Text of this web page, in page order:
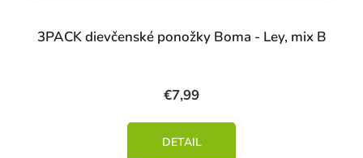
3PACK dievčenské ponožky Boma - Ley, mix B
€7,99
DETAIL